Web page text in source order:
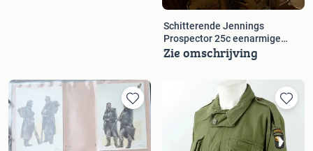
Schitterende Jennings
Prospector 25c eenarmige
bandiet.
Zie omschrijving